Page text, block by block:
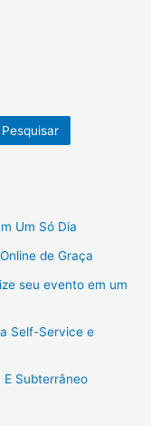
Pesquisar
Um Só Dia
de Graça
seu evento em um
Self-Service e
E Subterrâneo